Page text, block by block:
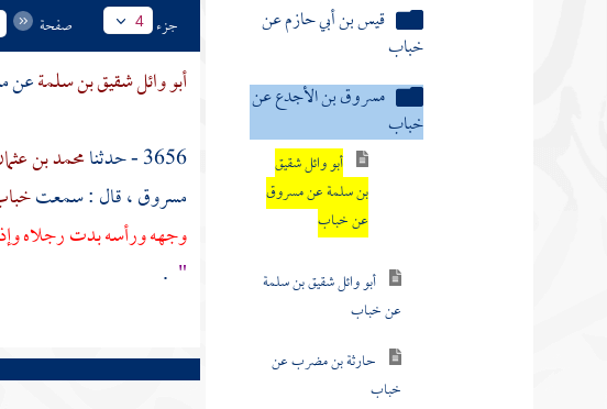
قيس بن أبي حازم عن
خباب
مسروق بن الأجدع عن
خباب
أبو وائل شقيق
بن سلمة عن مسروق
عن خباب
أبو وائل شقيق بن سلمة
عن خباب
حارثة بن مضرب عن
خباب
جزء 4 صفحة
أبو وائل شقيق بن سلمةعن
3656 - حدثنا
محمد بن
مسروق، قال : سمعت
وجهه ورأسه بدت رجلاه
"
.